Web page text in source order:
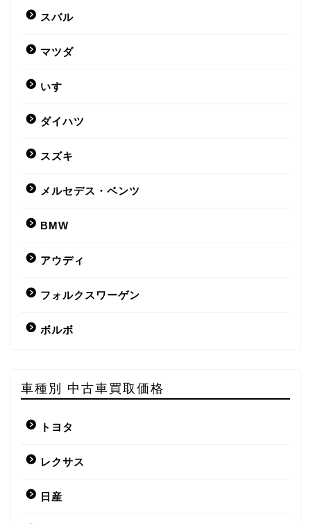
スバル
マツダ
いすゞ
ダイハツ
スズキ
メルセデス・ベンツ
BMW
アウディ
フォルクスワーゲン
ボルボ
車種別 中古車買取価格
トヨタ
レクサス
日産